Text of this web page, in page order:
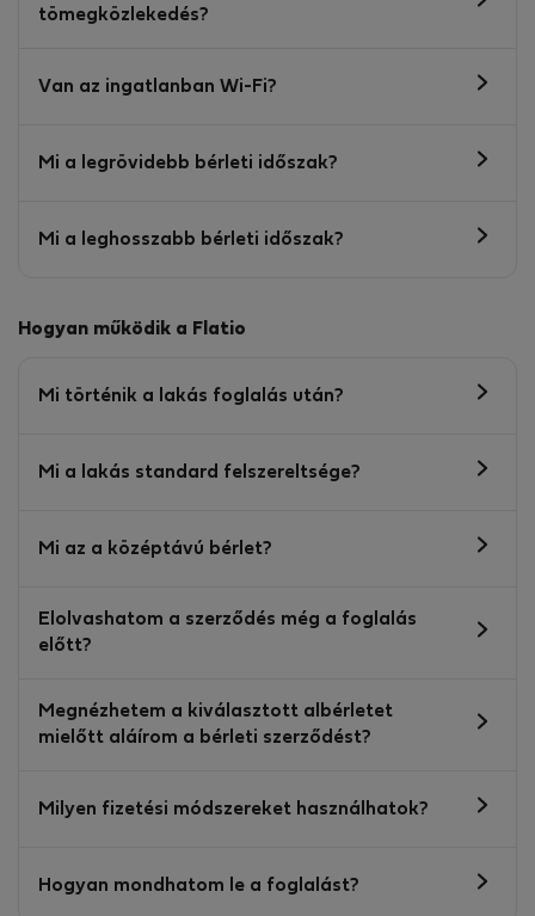
tömegközlekedés?
Van az ingatlanban Wi-Fi?
Mi a legrövidebb bérleti időszak?
Mi a leghosszabb bérleti időszak?
Hogyan működik a Flatio
Mi történik a lakás foglalás után?
Mi a lakás standard felszereltsége?
Mi az a középtávú bérlet?
Elolvashatom a szerződés még a foglalás
előtt?
Megnézhetem a kiválasztott albérletet
mielőtt aláírom a bérleti szerződést?
Milyen fizetési módszereket használhatok?
Hogyan mondhatom le a foglalást?